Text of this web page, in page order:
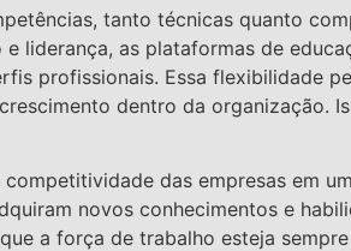
tanto técnicas quanto
liderança, as plataformas de
profissionais. Essa flexibilidade
dentro da organização.
das empresas em
novos conhecimentos e
a força de trabalho esteja